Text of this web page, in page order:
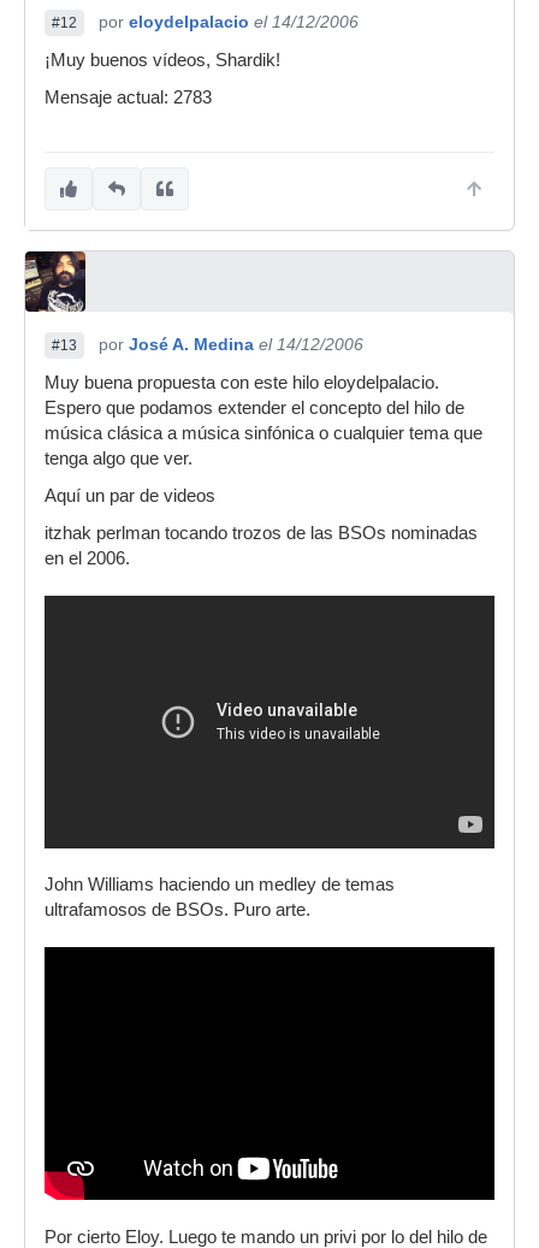
#12 por eloydelpalacio el 14/12/2006
¡Muy buenos vídeos, Shardik!
Mensaje actual: 2783
#13 por José A. Medina el 14/12/2006
Muy buena propuesta con este hilo eloydelpalacio.
Espero que podamos extender el concepto del hilo de
música clásica a música sinfónica o cualquier tema que
tenga algo que ver.
Aquí un par de videos
itzhak perlman tocando trozos de las BSOs nominadas
en el 2006.
John Williams haciendo un medley de temas
ultrafamosos de BSOs. Puro arte.
Por cierto Eloy. Luego te mando un privi por lo del hilo de